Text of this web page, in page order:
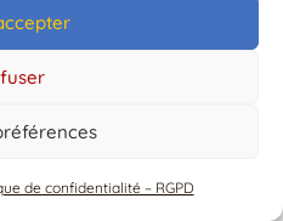
de confidentialité – RGPD
2024] | Tous droits réservés.
WEB3-DESIGN